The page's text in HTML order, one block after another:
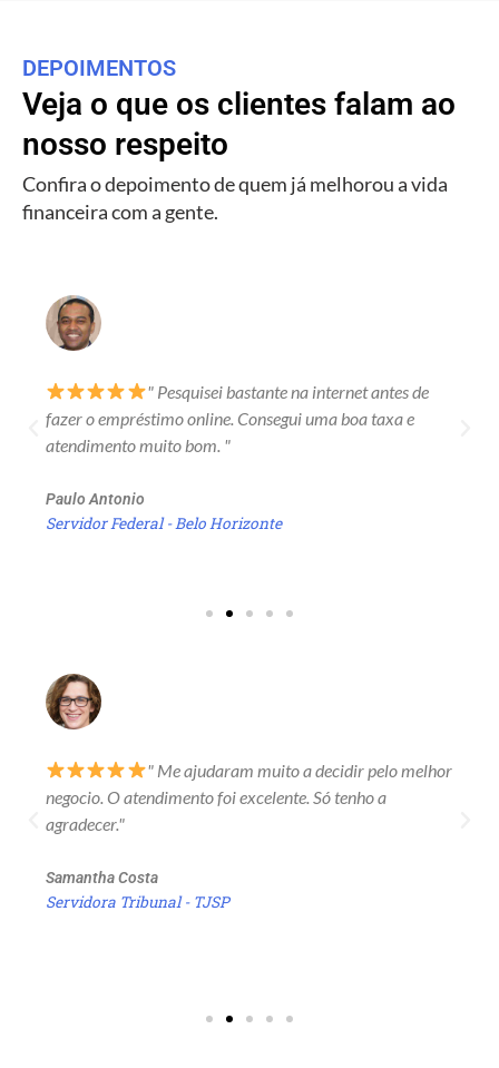
DEPOIMENTOS
Veja o que os clientes falam ao
nosso respeito
Confira o depoimento de quem já melhorou a vida
financeira com a gente.
" Pesquisei bastante na internet antes de
fazer o empréstimo online. Consegui uma boa taxa e
atendimento muito bom. "
Paulo Antonio
Servidor Federal - Belo Horizonte
" Me ajudaram muito a decidir pelo melhor
negocio. O atendimento foi excelente. Só tenho a
agradecer."
Samantha Costa
Servidora Tribunal - TJSP